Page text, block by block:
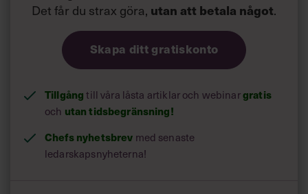
Det får du strax göra, utan att betala något.
Skapa ditt gratiskonto
Tillgångtill våra låsta artiklar och webinargratis
och utan tidsbegränsning!
Chefs nyhetsbrev med senaste
ledarskapsnyheterna!